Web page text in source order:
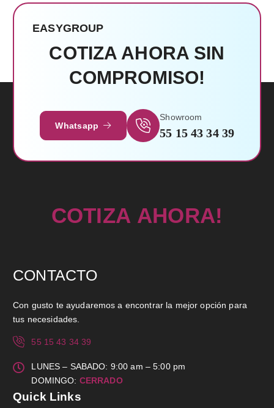
Leer Más
EASYGROUP
COTIZA AHORA SIN
COMPROMISO!
Whatsapp
Showroom
55 15 43 34 39
COTIZA AHORA!
CONTACTO
Con gusto te ayudaremos a encontrar la mejor opción para
tus necesidades.
55 15 43 34 39
LUNES – SABADO: 9:00 am – 5:00 pm
DOMINGO: CERRADO
Quick Links